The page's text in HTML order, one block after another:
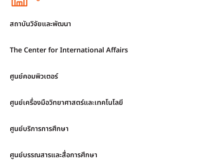
สถาบันวิจัยและพัฒนา
The Center for International Affairs
ศูนย์คอมพิวเตอร์
ศูนย์เครื่องมือวิทยาศาสตร์และเทคโนโลยี
ศูนย์บริการการศึกษา
ศูนย์บรรณสารและสื่อการศึกษา